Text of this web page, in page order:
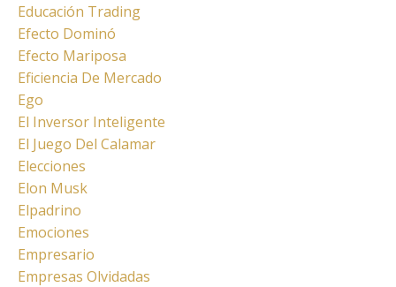
Educación Trading
Efecto Dominó
Efecto Mariposa
Eficiencia De Mercado
Ego
El Inversor Inteligente
El Juego Del Calamar
Elecciones
Elon Musk
Elpadrino
Emociones
Empresario
Empresas Olvidadas